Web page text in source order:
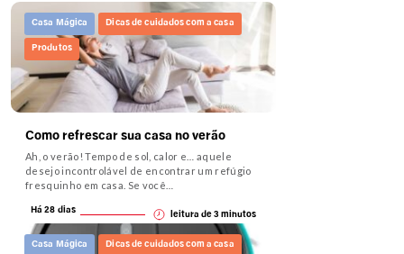
Casa Mágica Dicas de cuidados com a casa
Produtos
Como refrescar sua casa no verão
Ah, o verão! Tempo de sol, calor e… aquele
desejo incontrolável de encontrar um refúgio
fresquinho em casa. Se você…
Há 28 dias leitura de 3 minutos
Casa Mágica Dicas de cuidados com a casa